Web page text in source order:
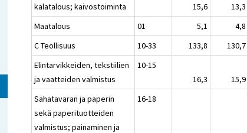
kalatalous; kaivostoiminta
15,6
13,3
Maatalous
01 5,1 4,8
C Teollisuus
10-33 133,8 130,7
Elintarvikkeiden, tekstiilien
ja vaatteiden valmistus
10-15
16,3
15,9
Sahatavaran ja paperin
sekä paperituotteiden
valmistus; painaminen ja
16-18